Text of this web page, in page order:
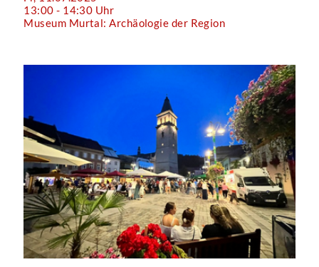
13:00 - 14:30 Uhr
Museum Murtal: Archäologie der Region